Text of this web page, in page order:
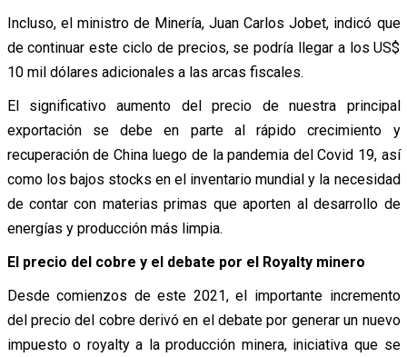
Incluso, el ministro de Minería, Juan Carlos Jobet, indicó que
de continuar este ciclo de precios, se podría llegar a los US$
10 mil dólares adicionales a las arcas fiscales.
El significativo aumento del precio de nuestra principal
exportación se debe en parte al rápido crecimiento y
recuperación de China luego de la pandemia del Covid 19, así
como los bajos stocks en el inventario mundial y la necesidad
de contar con materias primas que aporten al desarrollo de
energías y producción más limpia.
El precio del cobre y el debate por el Royalty minero
Desde comienzos de este 2021, el importante incremento
del precio del cobre derivó en el debate por generar un nuevo
impuesto o royalty a la producción minera, iniciativa que se